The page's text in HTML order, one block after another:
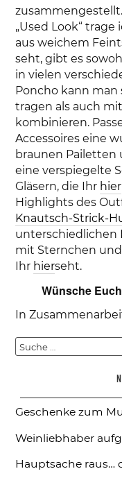
„Used Look“
aus weichem
seht, gibt es
in vielen
Poncho kann man
tragen als auch
kombinieren.
Accessoires eine
braunen Pailetten
eine verspiegelte
Gläsern, die Ihr hier
Highlights des
Knautsch-Strick-
unterschiedlichen
mit Sternchen
Ihr hierseht.
Wünsche
In
Suche
Geschenke zum
Weinliebhaber
Hauptsache raus…